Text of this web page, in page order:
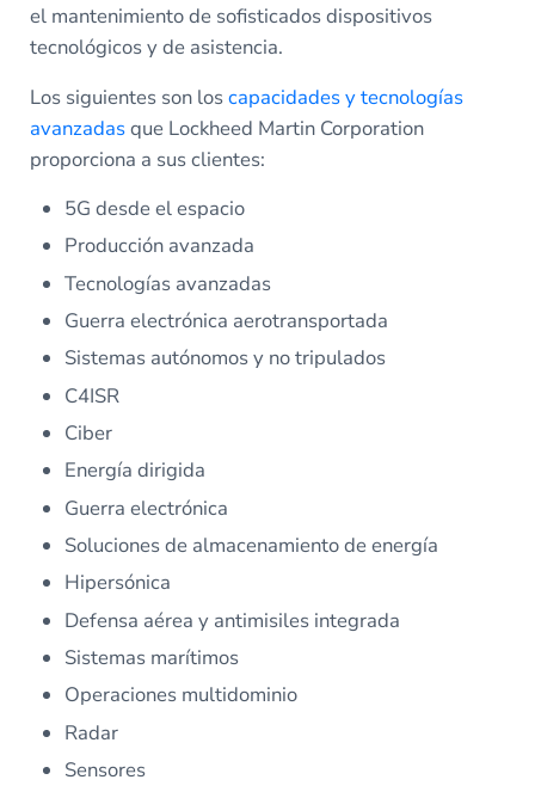
el mantenimiento de sofisticados dispositivos
tecnológicos y de asistencia.
Los siguientes son loscapacidades y tecnologías
avanzadasque Lockheed Martin Corporation
proporciona a sus clientes:
5G desde el espacio
Producción avanzada
Tecnologías avanzadas
Guerra electrónica aerotransportada
Sistemas autónomos y no tripulados
C4ISR
Ciber
Energía dirigida
Guerra electrónica
Soluciones de almacenamiento de energía
Hipersónica
Defensa aérea y antimisiles integrada
Sistemas marítimos
Operaciones multidominio
Radar
Sensores